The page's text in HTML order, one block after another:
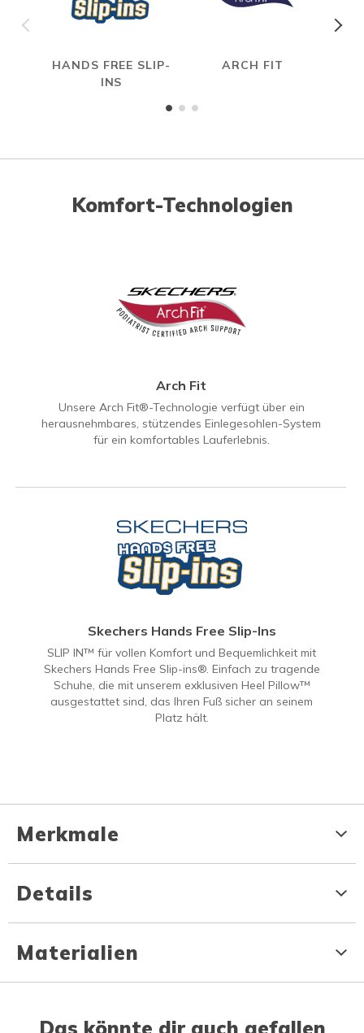
HANDS FREE SLIP-
INS
ARCH FIT
Komfort-Technologien
Arch Fit
Unsere Arch Fit®-Technologie verfügt über ein
herausnehmbares, stützendes Einlegesohlen-System
für ein komfortables Lauferlebnis.
Skechers Hands Free Slip-Ins
SLIP IN™ für vollen Komfort und Bequemlichkeit mit
Skechers Hands Free Slip-ins®. Einfach zu tragende
Schuhe, die mit unserem exklusiven Heel Pillow™
ausgestattet sind, das Ihren Fuß sicher an seinem
Platz hält.
Merkmale
Details
Materialien